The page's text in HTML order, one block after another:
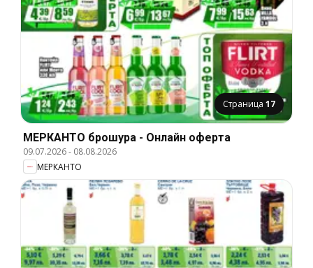
Страница 17
МЕРКАНТО брошура - Онлайн оферта
09.07.2026- 08.08.2026
МЕРКАНТО